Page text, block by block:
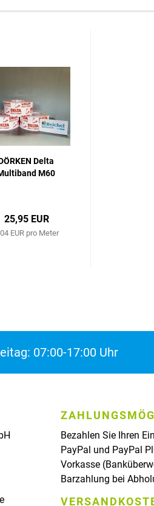
Delta
M60
25,95 EUR
EUR pro Meter
07:00-17:00 Uhr
Bezahlen Sie Ihren
PayPal und PayPal
Vorkasse
Barzahlung bei